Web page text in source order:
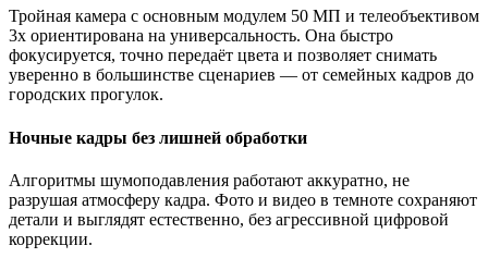
Тройная камера с основным модулем 50 МП и телеобъективом
3x ориентирована на универсальность. Она быстро
фокусируется, точно передаёт цвета и позволяет снимать
уверенно в большинстве сценариев — от семейных кадров до
городских прогулок.
Ночные кадры без лишней обработки
Алгоритмы шумоподавления работают аккуратно, не
разрушая атмосферу кадра. Фото и видео в темноте сохраняют
детали и выглядят естественно, без агрессивной цифровой
коррекции.